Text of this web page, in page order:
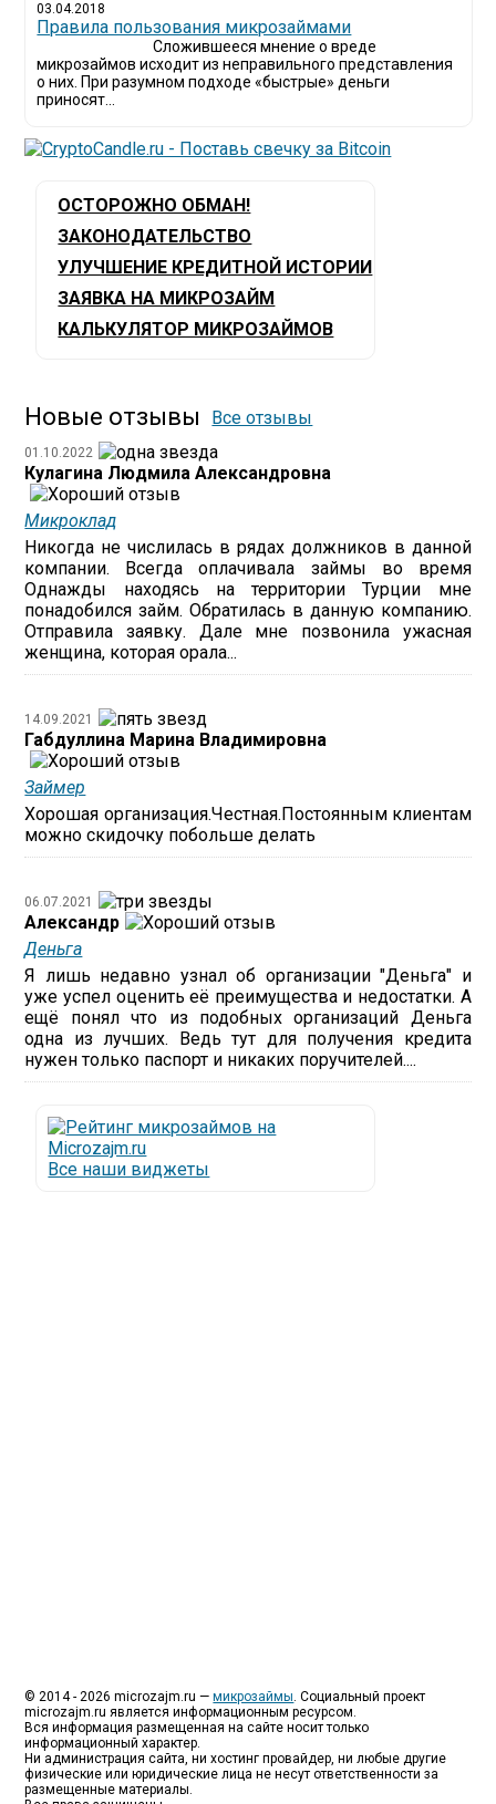
03.04.2018
​Правила пользования микрозаймами
Сложившееся мнение о вреде
микрозаймов исходит из неправильного представления
о них. При разумном подходе «быстрые» деньги
приносят...
ОСТОРОЖНО ОБМАН!
ЗАКОНОДАТЕЛЬСТВО
УЛУЧШЕНИЕ КРЕДИТНОЙ ИСТОРИИ
ЗАЯВКА НА МИКРОЗАЙМ
КАЛЬКУЛЯТОР МИКРОЗАЙМОВ
Новые отзывы Все отзывы
01.10.2022
Кулагина Людмила Александровна
Микроклад
Никогда не числилась в рядах должников в данной
компании. Всегда оплачивала займы во время
Однажды находясь на территории Турции мне
понадобился займ. Обратилась в данную компанию.
Отправила заявку. Дале мне позвонила ужасная
женщина, которая орала...
14.09.2021
Габдуллина Марина Владимировна
Займер
Хорошая организация.Честная.Постоянным клиентам
можно скидочку побольше делать
06.07.2021
Александр
Деньга
Я лишь недавно узнал об организации "Деньга" и
уже успел оценить её преимущества и недостатки. А
ещё понял что из подобных организаций Деньга
одна из лучших. Ведь тут для получения кредита
нужен только паспорт и никаких поручителей....
Все наши виджеты
© 2014 - 2026 microzajm.ru —микрозаймы. Социальный проект
microzajm.ru является информационным ресурсом.
Вся информация размещенная на сайте носит только
информационный характер.
Ни администрация сайта, ни хостинг провайдер, ни любые другие
физические или юридические лица не несут ответственности за
размещенные материалы.